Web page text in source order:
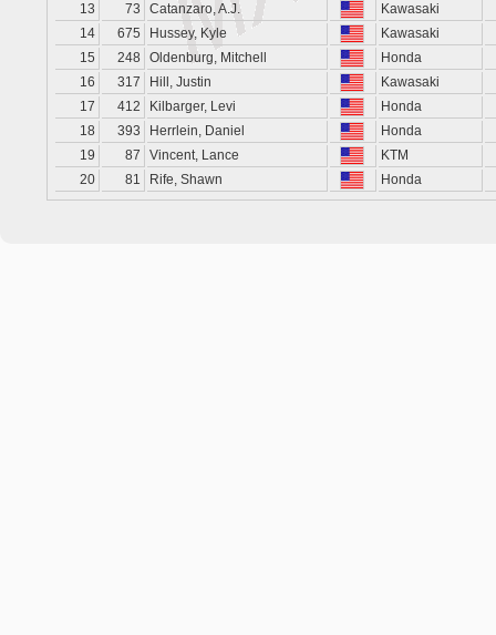
13
73 Catanzaro, A.J.
Kawasaki
14
675 Hussey, Kyle
Kawasaki
15
248 Oldenburg, Mitchell
Honda
16
317 Hill, Justin
Kawasaki
17
412 Kilbarger, Levi
Honda
18
393 Herrlein, Daniel
Honda
19
87 Vincent, Lance
KTM
20
81 Rife, Shawn Honda